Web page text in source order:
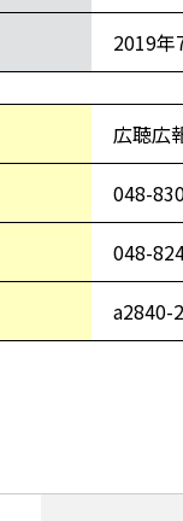
2019年
広聴広
048-
048-
a2840-